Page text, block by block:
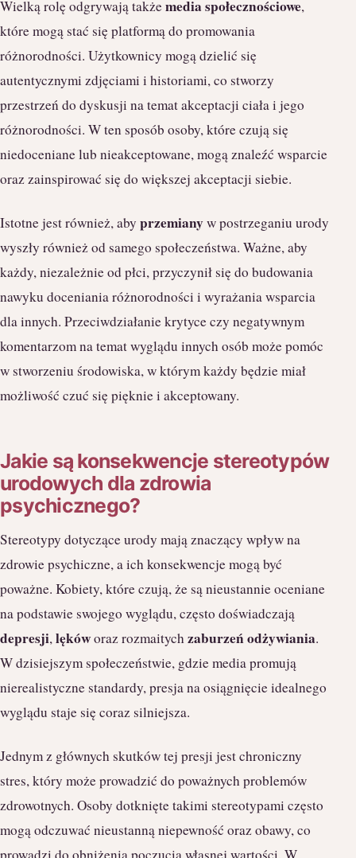
Wielką rolę odgrywają takżemedia społecznościowe,
które mogą stać się platformą do promowania
różnorodności. Użytkownicy mogą dzielić się
autentycznymi zdjęciami i historiami, co stworzy
przestrzeń do dyskusji na temat akceptacji ciała i jego
różnorodności. W ten sposób osoby, które czują się
niedoceniane lub nieakceptowane, mogą znaleźć wsparcie
oraz zainspirować się do większej akceptacji siebie.
Istotne jest również, aby przemianyw postrzeganiu urody
wyszły również od samego społeczeństwa. Ważne, aby
każdy, niezależnie od płci, przyczynił się do budowania
nawyku doceniania różnorodności i wyrażania wsparcia
dla innych. Przeciwdziałanie krytyce czy negatywnym
komentarzom na temat wyglądu innych osób może pomóc
w stworzeniu środowiska, w którym każdy będzie miał
możliwość czuć się pięknie i akceptowany.
Jakie są konsekwencje stereotypów
urodowych dla zdrowia
psychicznego?
Stereotypy dotyczące urody mają znaczący wpływ na
zdrowie psychiczne, a ich konsekwencje mogą być
poważne. Kobiety, które czują, że są nieustannie oceniane
na podstawie swojego wyglądu, często doświadczają
depresji,lękóworaz rozmaitychzaburzeń odżywiania.
W dzisiejszym społeczeństwie, gdzie media promują
nierealistyczne standardy, presja na osiągnięcie idealnego
wyglądu staje się coraz silniejsza.
Jednym z głównych skutków tej presji jest chroniczny
stres, który może prowadzić do poważnych problemów
zdrowotnych. Osoby dotknięte takimi stereotypami często
mogą odczuwać nieustanną niepewność oraz obawy, co
prowadzi do obniżenia poczucia własnej wartości. W